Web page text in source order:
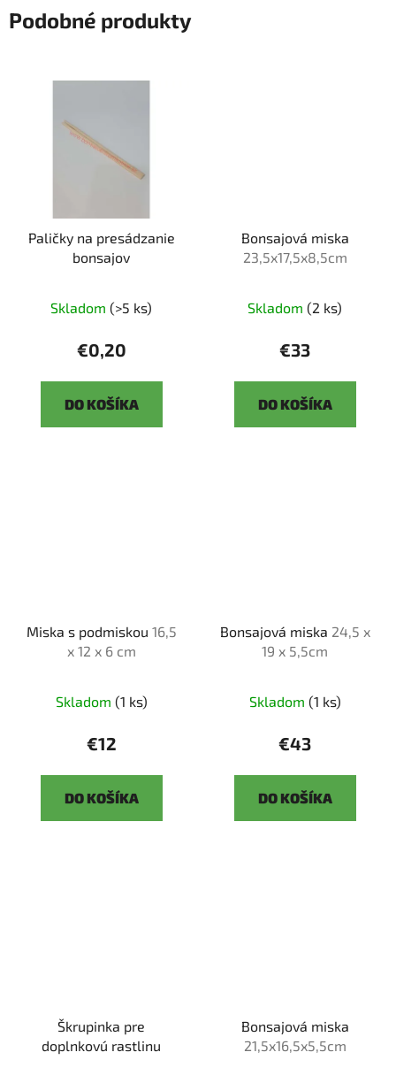
Podobné produkty
Paličky na presádzanie
bonsajov
Skladom (>5 ks)
€0,20
DO KOŠÍKA
Bonsajová miska
23,5x17,5x8,5cm
Skladom (2 ks)
€33
DO KOŠÍKA
Miska s podmiskou 16,5
x 12 x 6 cm
Skladom (1 ks)
€12
DO KOŠÍKA
Bonsajová miska 24,5 x
19 x 5,5cm
Skladom (1 ks)
€43
DO KOŠÍKA
Škrupinka pre
doplnkovú rastlinu
Bonsajová miska
21,5x16,5x5,5cm